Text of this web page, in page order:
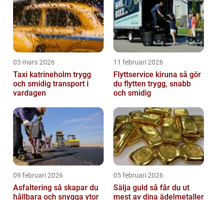
03 mars 2026
Taxi katrineholm trygg
och smidig transport i
vardagen
11 februari 2026
Flyttservice kiruna så gör
du flytten trygg, snabb
och smidig
09 februari 2026
Asfaltering så skapar du
hållbara och snygga ytor
05 februari 2026
Sälja guld så får du ut
mest av dina ädelmetaller